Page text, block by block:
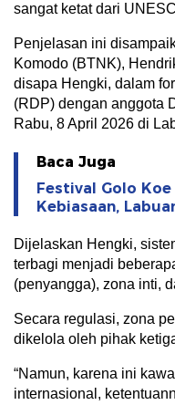
sangat ketat dari
Penjelasan ini
Komodo (BTNK),
disapa Hengki, dalam
(RDP) dengan anggota
Rabu, 8 April 2026 di
Baca Juga
Festival Golo
Kebiasaan,
Dijelaskan Hengki,
terbagi menjadi
(penyangga), zona inti,
Secara regulasi, zona
dikelola oleh pihak
“Namun, karena ini
internasional,